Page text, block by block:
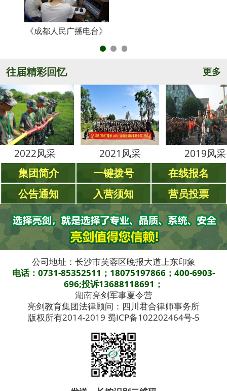
《成都人民广播电台》
往届精彩回忆 更多
集团简介 一键拨号
在线报名
公告通知
入营须知 营员投票
公司地址：长沙市芙蓉区晚报大道上东印象
电话：0731-85352511；18075197866；400-6903-
696;投诉13688118691；
湖南亮剑军事夏令营
亮剑教育集团法律顾问：四川君合律师事务所
版权所有2014-2019 蜀ICP备102202464号-5